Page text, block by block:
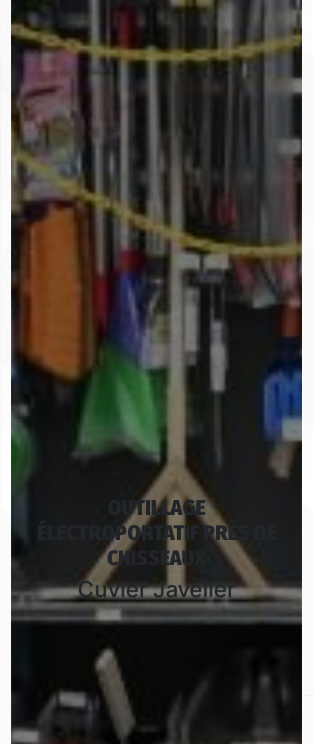
OUTILLAGE
ÉLECTROPORTATIF PRÈS DE
CHISSEAUX
Cuvier Javelier